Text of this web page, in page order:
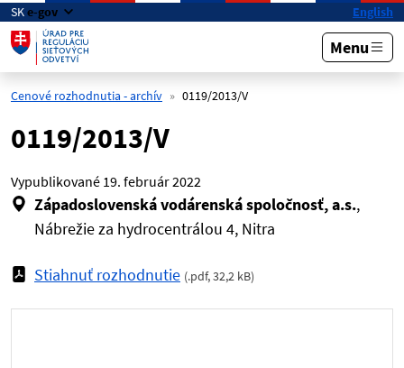
Preskočiť na hlavný obsah
SKe-gov English
Menu
Cenové rozhodnutia - archív 0119/2013/V
0119/2013/V
Vypublikované 19. február 2022
Západoslovenská vodárenská spoločnosť, a.s.,
Nábrežie za hydrocentrálou 4, Nitra
Stiahnuť rozhodnutie (.pdf,32,2 kB)